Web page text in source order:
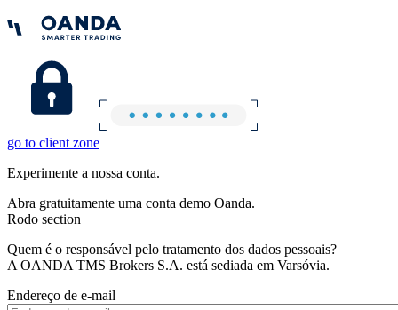
go to client zone
Experimente a nossa conta.
Abra gratuitamente uma conta demo Oanda.
Rodo section
Quem é o responsável pelo tratamento dos dados pessoais?
A OANDA TMS Brokers S.A. está sediada em Varsóvia.
Endereço de e-mail